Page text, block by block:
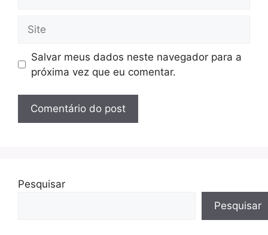
mail
Salvar meus dados neste navegador para a
próxima vez que eu comentar.
Pesquisar
Pesquisar